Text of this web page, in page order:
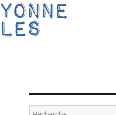
Recherche